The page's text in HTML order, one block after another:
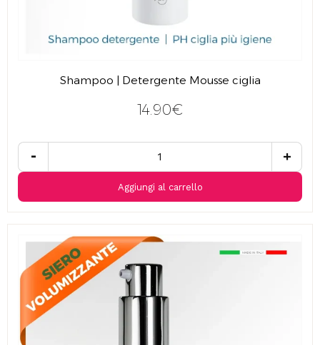
Shampoo | Detergente Mousse ciglia
14.90€
- +
Aggiungi al carrello